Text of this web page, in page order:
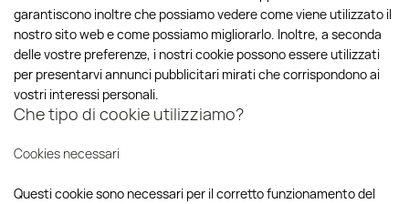
garantiscono inoltre che possiamo vedere come viene utilizzato il
nostro sito web e come possiamo migliorarlo. Inoltre, a seconda
delle vostre preferenze, i nostri cookie possono essere utilizzati
per presentarvi annunci pubblicitari mirati che corrispondono ai
vostri interessi personali.
Che tipo di cookie utilizziamo?
Cookies necessari
Questi cookie sono necessari per il corretto funzionamento del